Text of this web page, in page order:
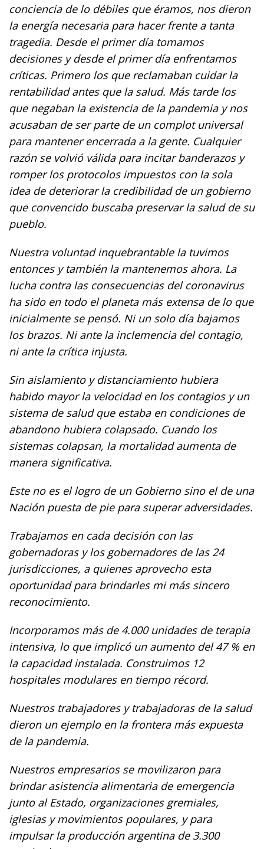
conciencia de lo débiles que éramos, nos dieron
la energía necesaria para hacer frente a tanta
tragedia. Desde el primer día tomamos
decisiones y desde el primer día enfrentamos
críticas. Primero los que reclamaban cuidar la
rentabilidad antes que la salud. Más tarde los
que negaban la existencia de la pandemia y nos
acusaban de ser parte de un complot universal
para mantener encerrada a la gente. Cualquier
razón se volvió válida para incitar banderazos y
romper los protocolos impuestos con la sola
idea de deteriorar la credibilidad de un gobierno
que convencido buscaba preservar la salud de su
pueblo.
Nuestra voluntad inquebrantable la tuvimos
entonces y también la mantenemos ahora. La
lucha contra las consecuencias del coronavirus
ha sido en todo el planeta más extensa de lo que
inicialmente se pensó. Ni un solo día bajamos
los brazos. Ni ante la inclemencia del contagio,
ni ante la crítica injusta.
Sin aislamiento y distanciamiento hubiera
habido mayor la velocidad en los contagios y un
sistema de salud que estaba en condiciones de
abandono hubiera colapsado. Cuando los
sistemas colapsan, la mortalidad aumenta de
manera significativa.
Este no es el logro de un Gobierno sino el de una
Nación puesta de pie para superar adversidades.
Trabajamos en cada decisión con las
gobernadoras y los gobernadores de las 24
jurisdicciones, a quienes aprovecho esta
oportunidad para brindarles mi más sincero
reconocimiento.
Incorporamos más de 4.000 unidades de terapia
intensiva, lo que implicó un aumento del 47 % en
la capacidad instalada. Construimos 12
hospitales modulares en tiempo récord.
Nuestros trabajadores y trabajadoras de la salud
dieron un ejemplo en la frontera más expuesta
de la pandemia.
Nuestros empresarios se movilizaron para
brindar asistencia alimentaria de emergencia
junto al Estado, organizaciones gremiales,
iglesias y movimientos populares, y para
impulsar la producción argentina de 3.300